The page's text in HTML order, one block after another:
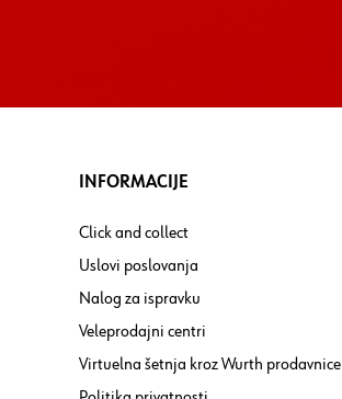
INFORMACIJE
Click and collect
Uslovi poslovanja
Nalog za ispravku
Veleprodajni centri
Virtuelna šetnja kroz Wurth prodavnice